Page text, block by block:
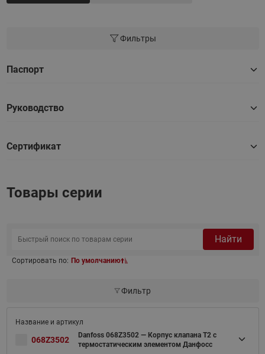
Фильтры
Паспорт
Руководство
Сертификат
Товары серии
Найти
Сортировать по: По умолчанию
Фильтр
068Z3502
Danfoss 068Z3502 — Корпус клапана T2 с
термостатическим элементом Данфосс